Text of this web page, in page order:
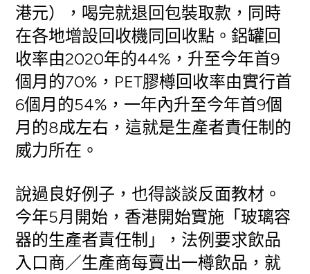
港元），喝完就退回包裝取款，同時
在各地增設回收機同回收點。鋁罐回
收率由2020年的44%，升至今年首9
個月的70%，PET膠樽回收率由實行首
6個月的54%，一年內升至今年首9個
月的8成左右，這就是生產者責任制的
威力所在。
說過良好例子，也得談談反面教材。
今年5月開始，香港開始實施「玻璃容
器的生產者責任制」，法例要求飲品
入口商／生產商每賣出一樽飲品，就